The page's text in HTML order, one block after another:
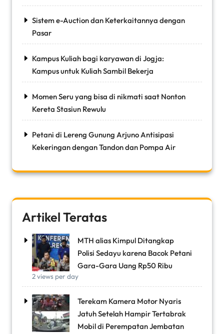
Sistem e-Auction dan Keterkaitannya dengan
Pasar
Kampus Kuliah bagi karyawan di Jogja:
Kampus untuk Kuliah Sambil Bekerja
Momen Seru yang bisa di nikmati saat Nonton
Kereta Stasiun Rewulu
Petani di Lereng Gunung Arjuno Antisipasi
Kekeringan dengan Tandon dan Pompa Air
Artikel Teratas
MTH alias Kimpul Ditangkap
Polisi Sedayu karena Bacok Petani
Gara-Gara Uang Rp50 Ribu
2 views per day
Terekam Kamera Motor Nyaris
Jatuh Setelah Hampir Tertabrak
Mobil di Perempatan Jembatan